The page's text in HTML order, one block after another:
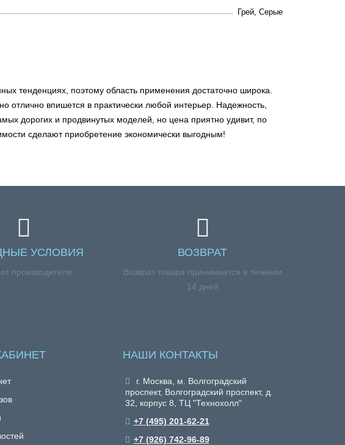
Грей, Серые
тенденциях, поэтому область применения достаточно широка.
отлично впишется в практически любой интерьер. Надежность,
дорогих и продвинутых моделей, но цена приятно удивит, по
сделают приобретение экономически выгодным!
УСЛОВИЯ
производителя
ВОЗВРАТ
Возврат товара принимается в течении
14 дней
НАШИ КОНТАКТЫ
г. Москва, м. Волгоградский
проспект, Волгоградский проспект, д.
32, корпус 8, ТЦ "Технохолл"
+7 (495) 201-62-21
+7 (926) 742-96-89